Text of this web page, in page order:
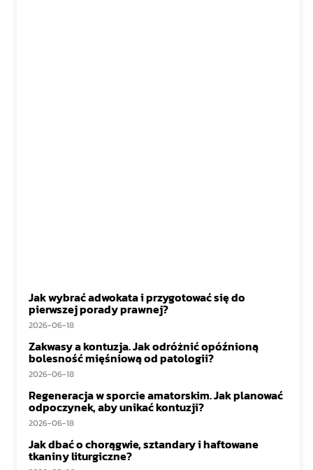
Jak wybrać adwokata i przygotować się do
pierwszej porady prawnej?
2026-06-18
Zakwasy a kontuzja. Jak odróżnić opóźnioną
bolesność mięśniową od patologii?
2026-06-18
Regeneracja w sporcie amatorskim. Jak planować
odpoczynek, aby unikać kontuzji?
2026-06-18
Jak dbać o chorągwie, sztandary i haftowane
tkaniny liturgiczne?